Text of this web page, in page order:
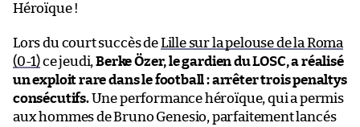
Héroïque !
Lors du court succès deLille sur la pelouse de la Roma
(0-1)ce jeudi,Berke Özer, le gardien du LOSC, a réalisé
un exploit rare dans le football : arrêter trois penaltys
consécutifs.Une performance héroïque, qui a permis
aux hommes de Bruno Genesio, parfaitement lancés